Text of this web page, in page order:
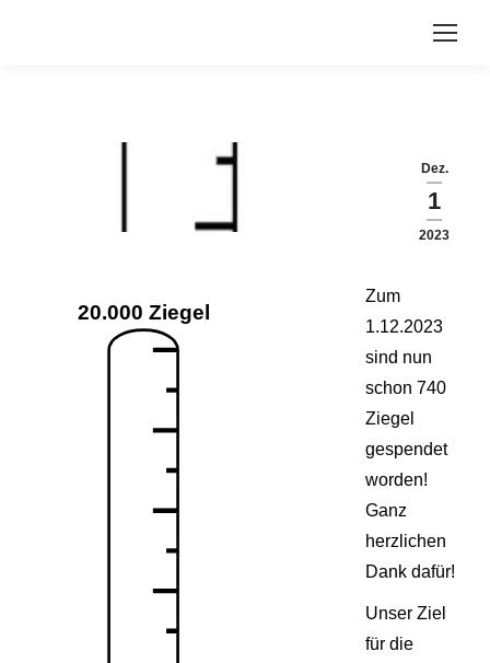
Dez.
1
2023
20.000 Ziegel
Zum
1.12.2023
sind nun
schon 740
Ziegel
gespendet
worden!
Ganz
herzlichen
Dank dafür!
Unser Ziel
für die